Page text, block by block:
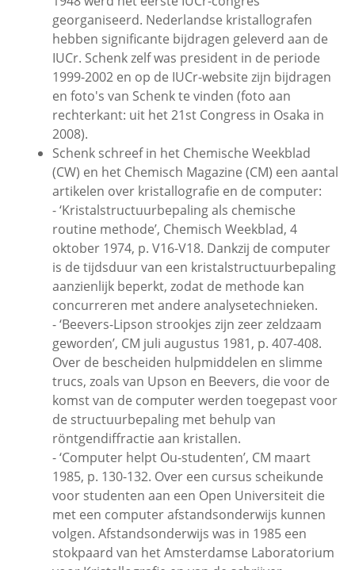
georganiseerd. Nederlandse kristallografen
hebben significante bijdragen geleverd aan de
IUCr. Schenk zelf was president in de periode
1999-2002 en op de IUCr-website zijn bijdragen
en foto's van Schenk te vinden (foto aan
rechterkant: uit het 21st Congress in Osaka in
2008).
Schenk schreef in het Chemische Weekblad
(CW) en het Chemisch Magazine (CM) een aantal
artikelen over kristallografie en de computer:
- ‘Kristalstructuurbepaling als chemische
routine methode’, Chemisch Weekblad, 4
oktober 1974, p. V16-V18. Dankzij de computer
is de tijdsduur van een kristalstructuurbepaling
aanzienlijk beperkt, zodat de methode kan
concurreren met andere analysetechnieken.
- ‘Beevers-Lipson strookjes zijn zeer zeldzaam
geworden’, CM juli augustus 1981, p. 407-408.
Over de bescheiden hulpmiddelen en slimme
trucs, zoals van Upson en Beevers, die voor de
komst van de computer werden toegepast voor
de structuurbepaling met behulp van
röntgendiffractie aan kristallen.
- ‘Computer helpt Ou-studenten’, CM maart
1985, p. 130-132. Over een cursus scheikunde
voor studenten aan een Open Universiteit die
met een computer afstandsonderwijs kunnen
volgen. Afstandsonderwijs was in 1985 een
stokpaard van het Amsterdamse Laboratorium